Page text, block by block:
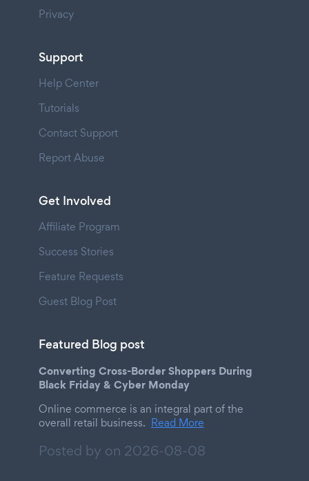
Privacy
Support
Help Center
Tutorials
Contact Support
Report Abuse
Get Involved
Affiliate Program
Success Stories
Feature Requests
Guest Blog Post
Featured Blog post
Converting Cross-Border Shoppers During
Black Friday & Cyber Monday
Online commerce is an integral part of the
overall retail business. Read More
Posted by on 2026-08-08